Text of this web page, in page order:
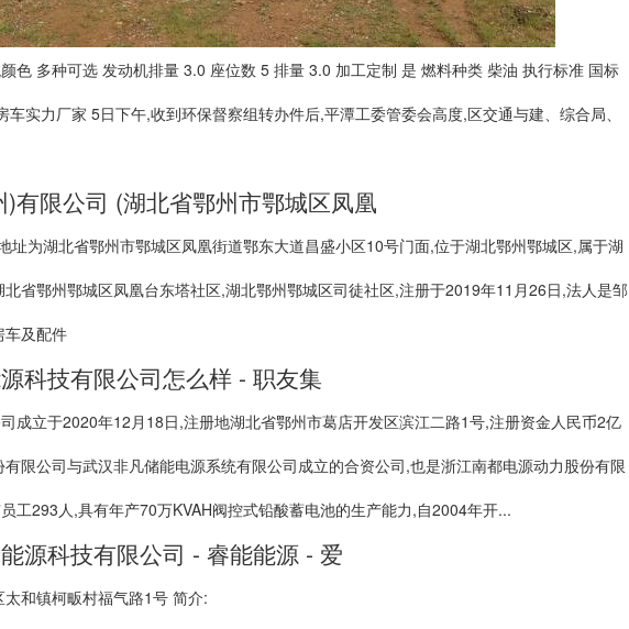
色 多种可选 发动机排量 3.0 座位数 5 排量 3.0 加工定制 是 燃料种类 柴油 执行标准 国标
实力厂家 5日下午,收到环保督察组转办件后,平潭工委管委会高度,区交通与建、综合局、
有限公司 (湖北省鄂州市鄂城区凤凰
址为湖北省鄂州市鄂城区凤凰街道鄂东大道昌盛小区10号门面,位于湖北鄂州鄂城区,属于湖
省鄂州鄂城区凤凰台东塔社区,湖北鄂州鄂城区司徒社区,注册于2019年11月26日,法人是邹
车及配件
科技有限公司怎么样 - 职友集
成立于2020年12月18日,注册地湖北省鄂州市葛店开发区滨江二路1号,注册资金人民币2亿
限公司与武汉非凡储能电源系统有限公司成立的合资公司,也是浙江南都电源动力股份有限
工293人,具有年产70万KVAH阀控式铅酸蓄电池的生产能力,自2004年开...
源科技有限公司 - 睿能能源 - 爱
和镇柯畈村福气路1号 简介: